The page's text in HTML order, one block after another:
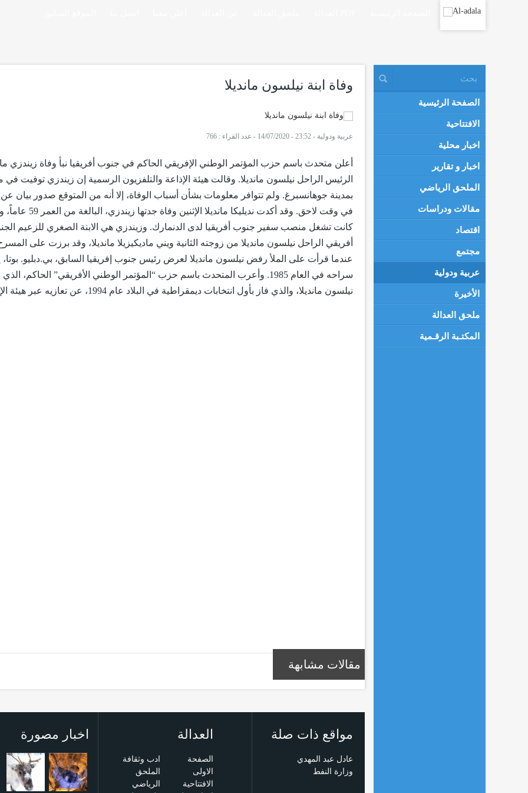
وفاة ابنة نيلسون مانديلا
عربية ودولية -
23:52 - 14/07/2020
- عدد القراء : 766
أعلن متحدث باسم حزب المؤتمر الوطني الإفريقي الحاكم في جنوب أفريقيا نبأ وفاة زيندزي
الرئيس الراحل نيلسون مانديلا. وقالت هيئة الإذاعة والتلفزيون الرسمية إن زيندزي توفيت
بمدينة جوهانسبرغ. ولم تتوافر معلومات بشأن أسباب الوفاة، إلا أنه من المتوقع صدور بيان عن
في وقت لاحق. وقد أكدت نديليكا مانديلا الإثنين وفاة
كانت تشغل منصب سفير جنوب أفريقيا لدى الدنمارك. وزيندزي هي الابنة الصغري للزعيم
أفريقي الراحل نيلسون مانديلا من زوجته الثانية ويني ماديكيزيلا مانديلا، وقد برزت على
عندما قرأت على الملأ رفض نيلسون مانديلا لعرض رئيس جنوب إفريقيا السابق، بي.دبليو. بوتا،
سراحه في العام 1985. وأعرب المتحدث باسم حزب “المؤتمر الوطني الأفريقي” الحاكم،
نيلسون مانديلا، والذي فاز بأول انتخابات ديمقراطية في البلاد عام 1994، عن تعازيه عبر هيئة الإذاعة.
مقالات مشابهة
مواقع ذات صلة
عادل عبد المهدي
وزارة النفط
العدالة
الصفحة
الاولى
الافتتاحية
ادب وثقافة
الملحق
الرياضي
اخبار مصورة
الصفحة الرئيسية
الافتتاحية
اخبار محلية
اخبار و تقارير
الملحق الرياضي
مقالات ودراسات
اقتصاد
مجتمع
عربية ودولية
الأخيرة
ملحق العدالة
المكتـبة الرقـمية